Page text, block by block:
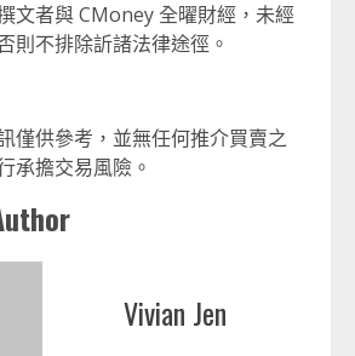
文者與 CMoney 全曜財經，未經
則不排除訢諸法律途徑。
僅供參考，並無任何推介買賣之
承擔交易風險。
Vivian Jen